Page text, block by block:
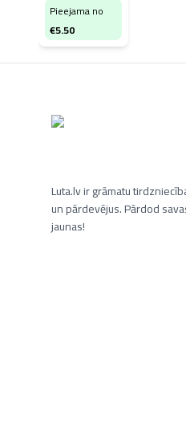
Pieejama no
€5.50
Luta.lv ir grāmatu
un pārdevējus. Pārdod
jaunas!